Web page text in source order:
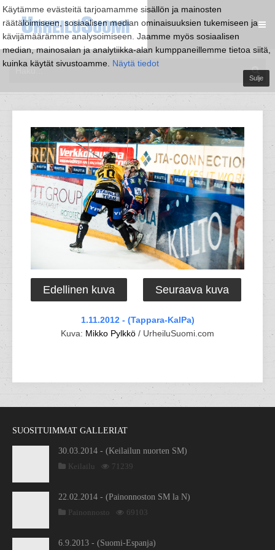
Käytämme evästeitä tarjoamamme sisällön ja mainosten
räätälöimiseen, sosiaalisen median ominaisuuksien tukemiseen ja
kävijämäärämme analysoimiseen. Jaamme myös sosiaalisen
median, mainosalan ja analytiikka-alan kumppaneillemme tietoa siitä,
kuinka käytät sivustoamme. Näytä tiedot
Sulje
Edellinen kuva Seuraava kuva
1.11.2012 - (Tappara-KalPa)
Kuva: Mikko Pylkkö / UrheiluSuomi.com
SUOSITUIMMAT GALLERIAT
30.03.2014 - (Keilailun nuorten SM)
Keilailu
71239
22.02.2014 - (Painonnoston SM la N)
Painonnosto
69103
6.9.2013 - (Suomi-Espanja)